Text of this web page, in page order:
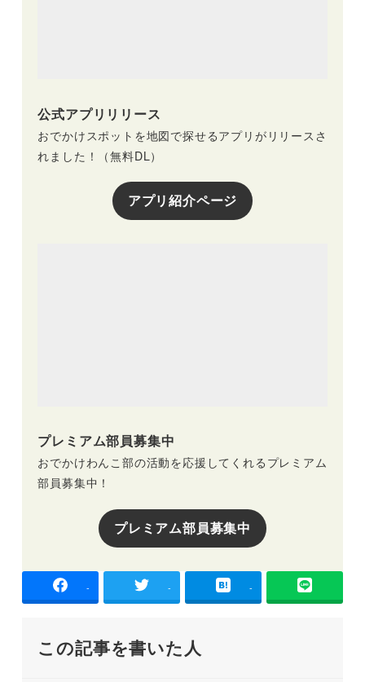
公式アプリリリース
おでかけスポットを地図で探せるアプリがリリースさ
れました！（無料DL）
アプリ紹介ページ
プレミアム部員募集中
おでかけわんこ部の活動を応援してくれるプレミアム
部員募集中！
プレミアム部員募集中
- - -
この記事を書いた人